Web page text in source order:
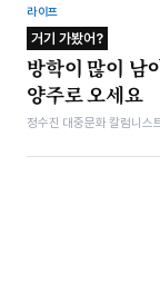
라이프
거기 가봤어?
방학이 많이 남
양주로 오세요
정수진 대중문화 칼럼니스